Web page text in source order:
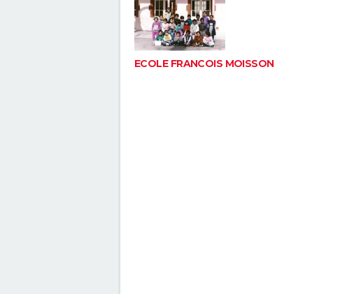
ECOLE FRANCOIS MOISSON